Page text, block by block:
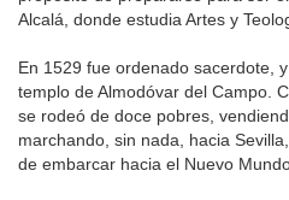
Alcalá, donde estudia Artes y
En 1529 fue ordenado sacerdote,
templo de Almodóvar del Campo.
se rodeó de doce pobres,
marchando, sin nada, hacia
de embarcar hacia el Nuevo